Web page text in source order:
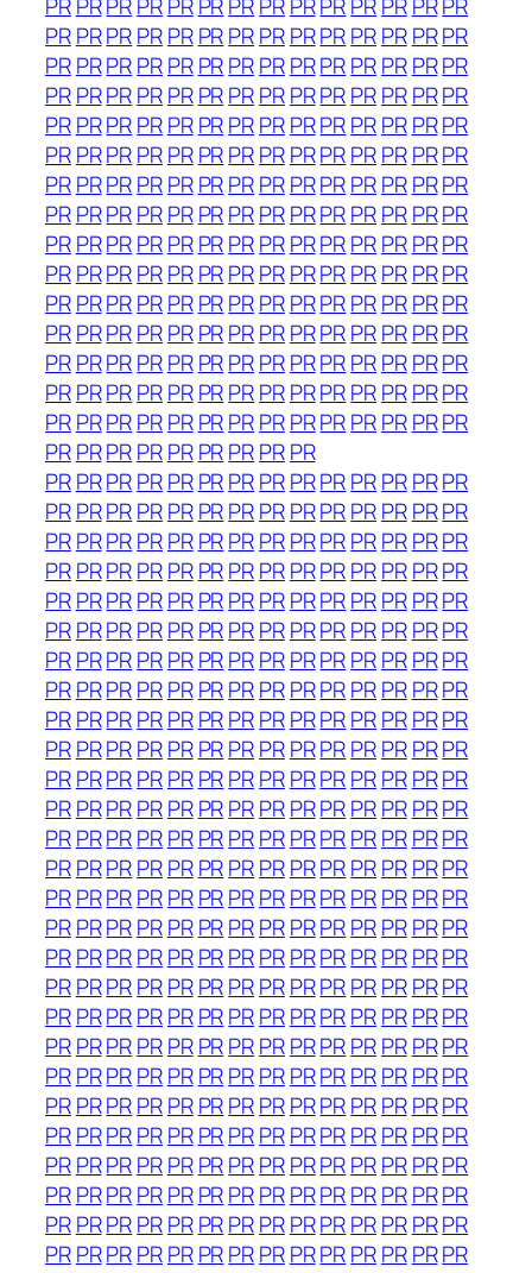
PRPRPRPRPR PRPRPRPRPRPRPR PRPR
PRPRPRPRPR PRPRPRPRPRPRPR PRPR
PRPRPRPRPR PRPRPRPRPRPRPR PRPR
PRPRPRPRPR PRPRPRPRPRPRPR PRPR
PRPRPRPRPR PRPRPRPRPRPRPR PRPR
PRPRPRPRPR PRPRPRPRPRPRPR PRPR
PRPRPRPRPR PRPRPRPRPRPRPR PRPR
PRPRPRPRPR PRPRPRPRPRPRPR PRPR
PRPRPRPRPR PRPRPRPRPRPRPR PRPR
PRPRPRPRPR PRPRPRPRPRPRPR PRPR
PRPRPRPRPR PRPRPRPRPRPRPR PRPR
PRPRPRPRPR PRPRPRPRPRPRPR PRPR
PRPRPRPRPR PRPRPRPRPRPRPR PRPR
PRPRPRPRPR PRPRPRPRPRPRPR PRPR
PRPRPRPRPR PRPRPRPR
PRPRPRPRPR PRPRPRPRPRPRPR PRPR
PRPRPRPRPR PRPRPRPRPRPRPR PRPR
PRPRPRPRPR PRPRPRPRPRPRPR PRPR
PRPRPRPRPR PRPRPRPRPRPRPR PRPR
PRPRPRPRPR PRPRPRPRPRPRPR PRPR
PRPRPRPRPR PRPRPRPRPRPRPR PRPR
PRPRPRPRPR PRPRPRPRPRPRPR PRPR
PRPRPRPRPR PRPRPRPRPRPRPR PRPR
PRPRPRPRPR PRPRPRPRPRPRPR PRPR
PRPRPRPRPR PRPRPRPRPRPRPR PRPR
PRPRPRPRPR PRPRPRPRPRPRPR PRPR
PRPRPRPRPR PRPRPRPRPRPRPR PRPR
PRPRPRPRPR PRPRPRPRPRPRPR PRPR
PRPRPRPRPR PRPRPRPRPRPRPR PRPR
PRPRPRPRPR PRPRPRPRPRPRPR PRPR
PRPRPRPRPR PRPRPRPRPRPRPR PRPR
PRPRPRPRPR PRPRPRPRPRPRPR PRPR
PRPRPRPRPR PRPRPRPRPRPRPR PRPR
PRPRPRPRPR PRPRPRPRPRPRPR PRPR
PRPRPRPRPR PRPRPRPRPRPRPR PRPR
PRPRPRPRPR PRPRPRPRPRPRPR PRPR
PRPRPRPRPR PRPRPRPRPRPRPR PRPR
PRPRPRPRPR PRPRPRPRPRPRPR PRPR
PRPRPRPRPR PRPRPRPRPRPRPR PRPR
PRPRPRPRPR PRPRPRPRPRPRPR PRPR
PRPRPRPRPR PRPRPRPRPRPRPR PRPR
PRPRPRPRPR PRPRPRPRPRPRPR PRPR